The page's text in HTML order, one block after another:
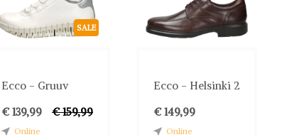
SALE
Ecco - Gruuv
€ 139,99
€ 159,99
Online
Ecco - Helsinki 2
€ 149,99
Online